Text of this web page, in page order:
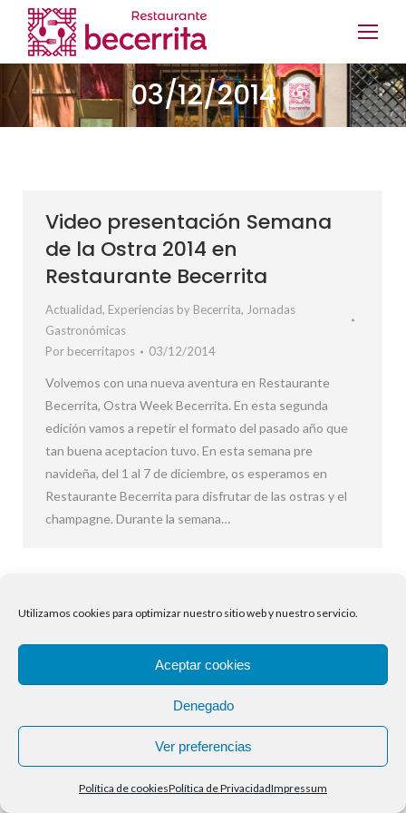
Utilizamos cookies para optimizar nuestro sitio web y nuestro servicio.
Aceptar cookies
Denegado
Ver preferencias
Política de cookiesPolítica de PrivacidadImpressum
03/12/2014
Video presentación Semana
de la Ostra 2014 en
Restaurante Becerrita
Actualidad, Experiencias by Becerrita, Jornadas
Gastronómicas
Por becerritapos 03/12/2014
Volvemos con una nueva aventura en Restaurante
Becerrita, Ostra Week Becerrita. En esta segunda
edición vamos a repetir el formato del pasado año que
tan buena aceptacion tuvo. En esta semana pre
navideña, del 1 al 7 de diciembre, os esperamos en
Restaurante Becerrita para disfrutar de las ostras y el
champagne. Durante la semana…